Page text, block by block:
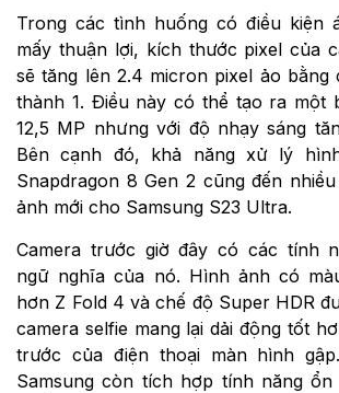
Trong các tình huống có điều kiện
mấy thuận lợi, kích thước pixel của
sẽ tăng lên 2.4 micron pixel ảo bằng
thành 1. Điều này có thể tạo ra một
12,5 MP nhưng với độ nhạy sáng
Bên cạnh đó, khả năng xử lý
Snapdragon 8 Gen 2 cũng đến
ảnh mới cho Samsung S23 Ultra.
Camera trước giờ đây có các tính
ngữ nghĩa của nó. Hình ảnh có
hơn Z Fold 4 và chế độ Super HDR
camera selfie mang lại dải động tốt
trước của điện thoại màn hình
Samsung còn tích hợp tính năng